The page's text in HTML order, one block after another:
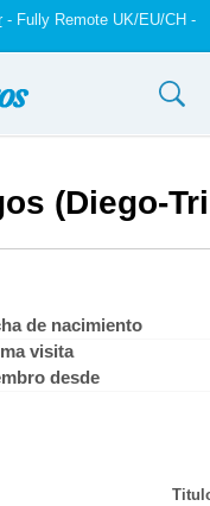
- Fully Remote UK/EU/CH -
(Diego-
de nacimiento
visita
desde